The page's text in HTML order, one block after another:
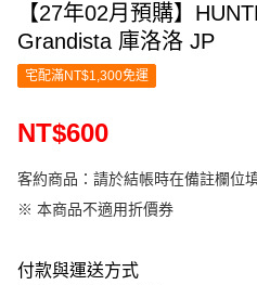
【27年02月預購】
Grandista 庫洛洛 JP
宅配滿NT$1,300免運
NT$600
客約商品：請於結帳時在備註欄位
※ 本商品不適用折價券
付款與運送方式